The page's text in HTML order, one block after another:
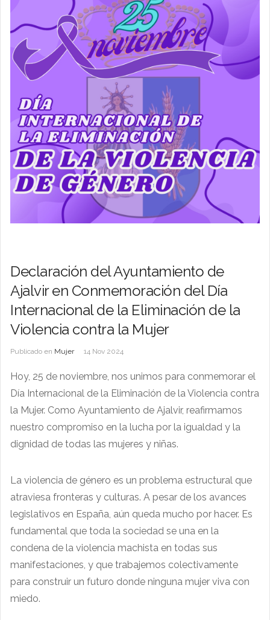
Declaración del Ayuntamiento de
Ajalvir en Conmemoración del Día
Internacional de la Eliminación de la
Violencia contra la Mujer
Publicado en Mujer 14 Nov 2024
Hoy, 25 de noviembre, nos unimos para conmemorar el
Día Internacional de la Eliminación de la Violencia contra
la Mujer. Como Ayuntamiento de Ajalvir, reafirmamos
nuestro compromiso en la lucha por la igualdad y la
dignidad de todas las mujeres y niñas.
La violencia de género es un problema estructural que
atraviesa fronteras y culturas. A pesar de los avances
legislativos en España, aún queda mucho por hacer. Es
fundamental que toda la sociedad se una en la
condena de la violencia machista en todas sus
manifestaciones, y que trabajemos colectivamente
para construir un futuro donde ninguna mujer viva con
miedo.